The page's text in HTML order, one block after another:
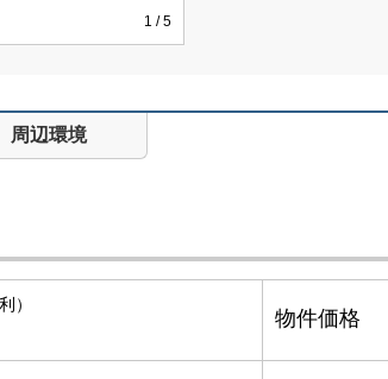
1 / 5
周辺環境
）
物件価格